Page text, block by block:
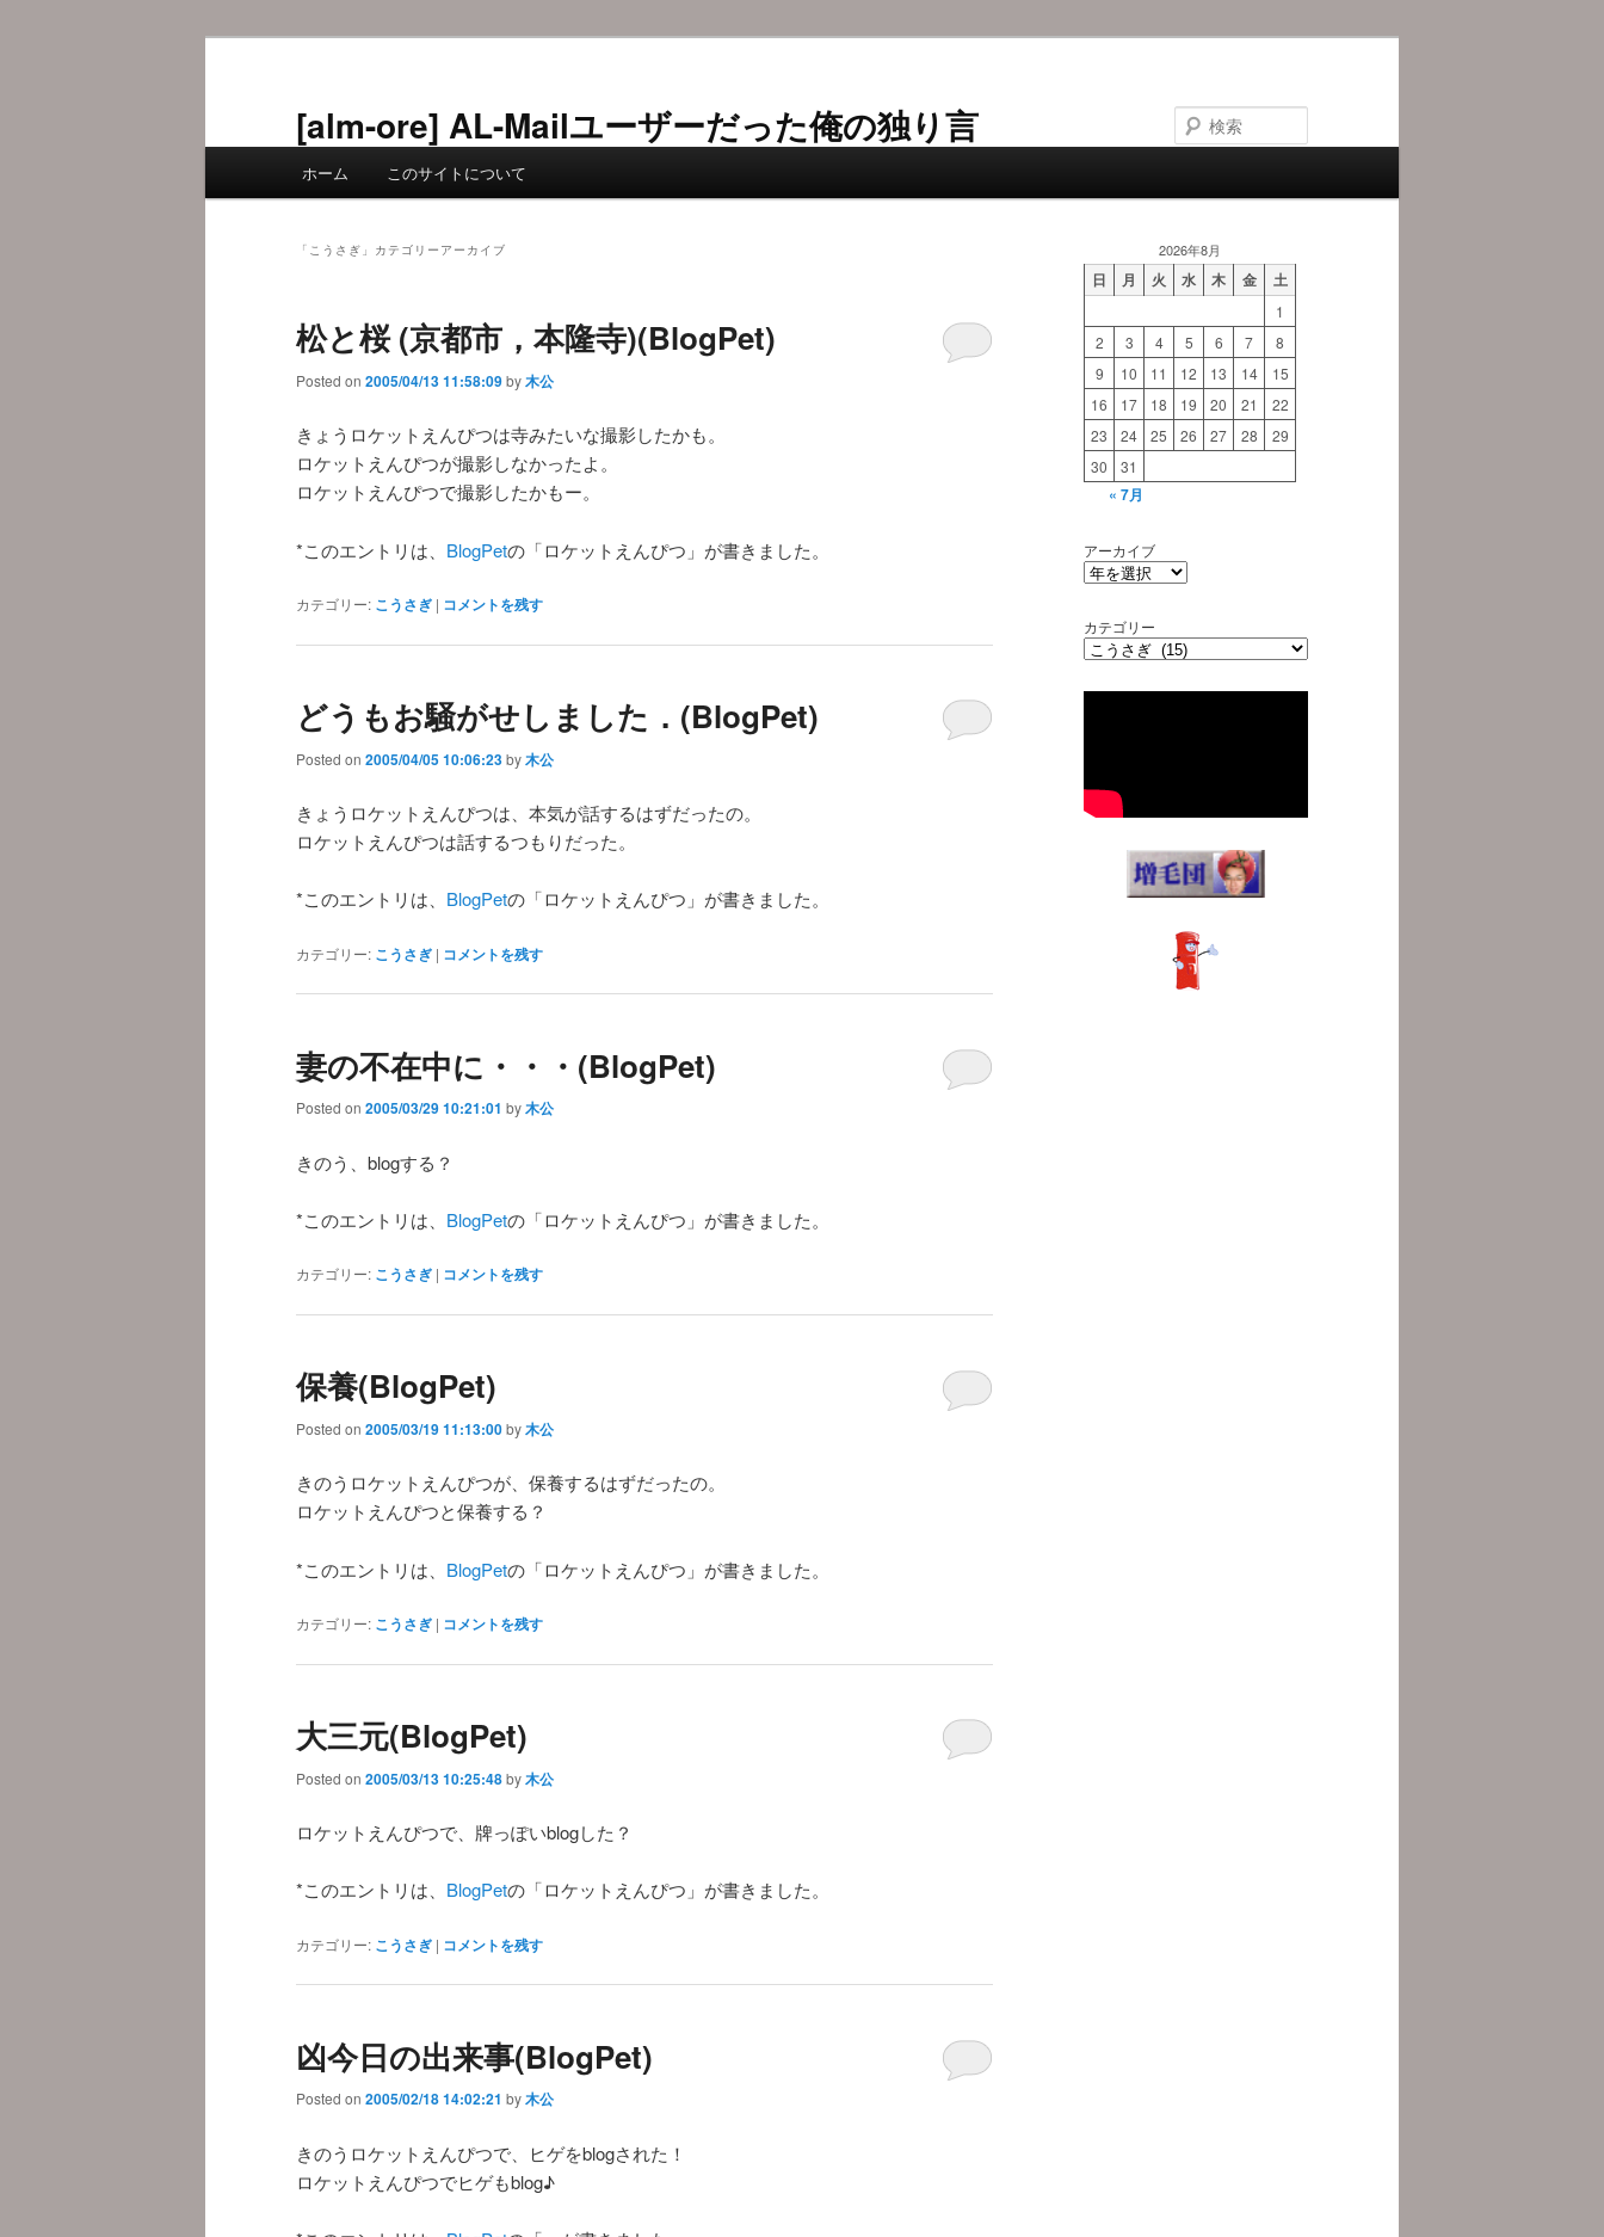
[alm-ore] AL-Mailユーザーだった俺の独り言
索
ホーム このサイトについて
「 こうさぎ 」カテゴリーアーカイブ
松と桜 (京都市，本隆寺)(BlogPet)
Posted on 2005/04/13 11:58:09by木公
きょうロケットえんぴつは寺みたいな撮影したかも。
ロケットえんぴつが撮影しなかったよ。
ロケットえんぴつで撮影したかもー。
*このエントリは、 BlogPetの「ロケットえんぴつ」が書きました。
カテゴリー: こうさぎ | コメントを残す
どうもお騒がせしました．(BlogPet)
Posted on 2005/04/05 10:06:23by木公
きょうロケットえんぴつは、本気が話するはずだったの。
ロケットえんぴつは話するつもりだった。
*このエントリは、 BlogPetの「ロケットえんぴつ」が書きました。
カテゴリー: こうさぎ | コメントを残す
妻の不在中に・・・(BlogPet)
Posted on 2005/03/29 10:21:01 by木公
きのう、blogする？
*このエントリは、 BlogPetの「ロケットえんぴつ」が書きました。
カテゴリー: こうさぎ | コメントを残す
保養(BlogPet)
Posted on 2005/03/19 11:13:00by木公
きのうロケットえんぴつが、保養するはずだったの。
ロケットえんぴつと保養する？
*このエントリは、 BlogPetの「ロケットえんぴつ」が書きました。
カテゴリー: こうさぎ | コメントを残す
大三元(BlogPet)
Posted on 2005/03/13 10:25:48by木公
ロケットえんぴつで、牌っぽいblogした？
*このエントリは、 BlogPetの「ロケットえんぴつ」が書きました。
カテゴリー: こうさぎ | コメントを残す
凶今日の出来事(BlogPet)
Posted on 2005/02/18 14:02:21 by木公
きのうロケットえんぴつで、ヒゲをblogされた！
ロケットえんぴつでヒゲもblog♪
2026年8月
日 月 火 水 木 金 土
1
2
3 4 5 6 7
8
9
10 11 12 13 14
15
16
17 18 19 20 21
22
23
24 25 26 27 28
29
30
31
« 7月
アーカイブ
カテゴリー